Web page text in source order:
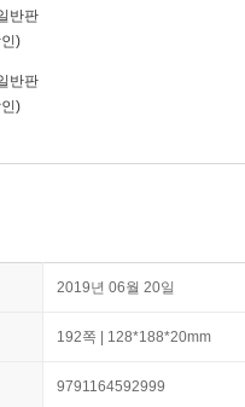
반판
)
반판
)
2019년 06월 20일
192쪽 | 128*188*20mm
9791164592999